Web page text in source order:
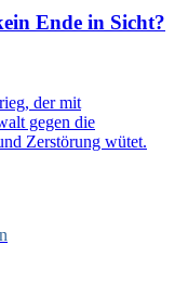
Ende in Sicht?
der mit
gegen die
Zerstörung wütet.